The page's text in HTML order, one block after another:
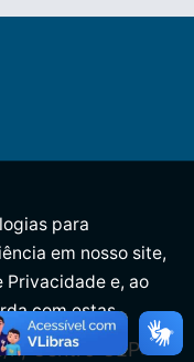
n, Centro CEP:
para
em nosso site,
Privacidade e, ao
com estas